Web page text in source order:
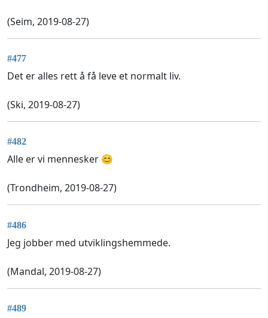
(Seim, 2019-08-27)
#477
Det er alles rett å få leve et normalt liv.
(Ski, 2019-08-27)
#482
Alle er vi mennesker 😊
(Trondheim, 2019-08-27)
#486
Jeg jobber med utviklingshemmede.
(Mandal, 2019-08-27)
#489